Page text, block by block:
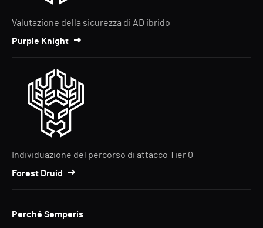
Valutazione della sicurezza di AD ibrido
Purple Knight
Individuazione del percorso di attacco Tier 0
Forest Druid
Perché Semperis